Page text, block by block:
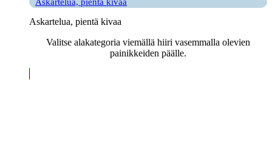
Askartelua, pientä kivaa
Askartelua, pientä kivaa
Valitse alakategoria viemällä hiiri vasemmalla olevien
painikkeiden päälle.